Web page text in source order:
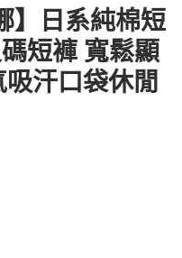
】日系純棉短
短褲 寬鬆顯
汗口袋休閒